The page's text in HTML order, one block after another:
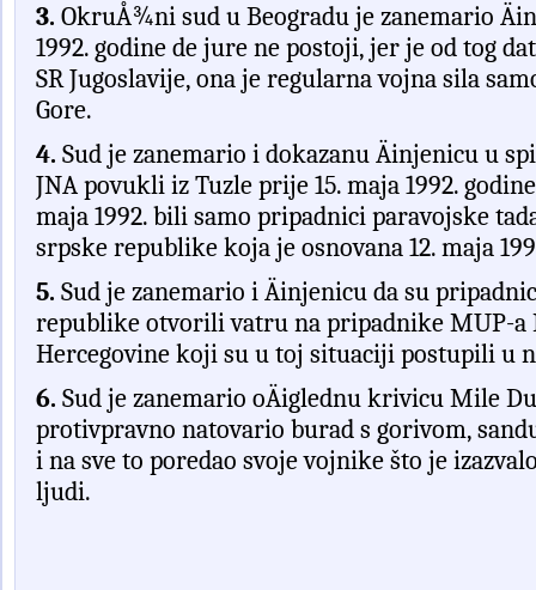
3. OkruÅ¾ni sud u Beogradu je zanemario
1992. godine de jure ne postoji, jer je od tog
SR Jugoslavije, ona je regularna vojna sila
Gore.
4. Sud je zanemario i dokazanu Äinjenicu u
JNA povukli iz Tuzle prije 15. maja 1992.
maja 1992. bili samo pripadnici paravojske
srpske republike koja je osnovana 12. maja
5. Sud je zanemario i Äinjenicu da su
republike otvorili vatru na pripadnike MUP-a
Hercegovine koji su u toj situaciji postupili u
6. Sud je zanemario oÄiglednu krivicu Mile
protivpravno natovario burad s gorivom,
i na sve to poredao svoje vojnike što je
ljudi.